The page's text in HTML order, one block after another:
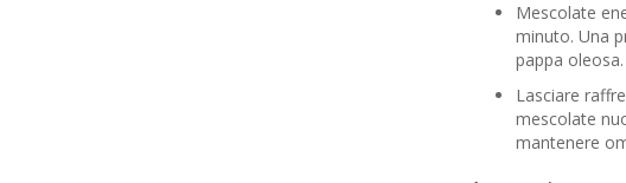
Mescolate
minuto. Una
pappa oleosa.
Lasciare
mescolate
mantenere